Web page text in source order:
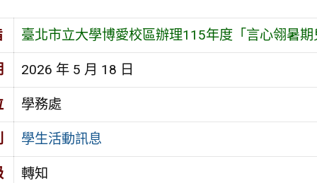
臺北市立大學博愛校區辦理115年度「言心翎暑
2026 年 5 月 18 日
學務處
學生活動訊息
轉知